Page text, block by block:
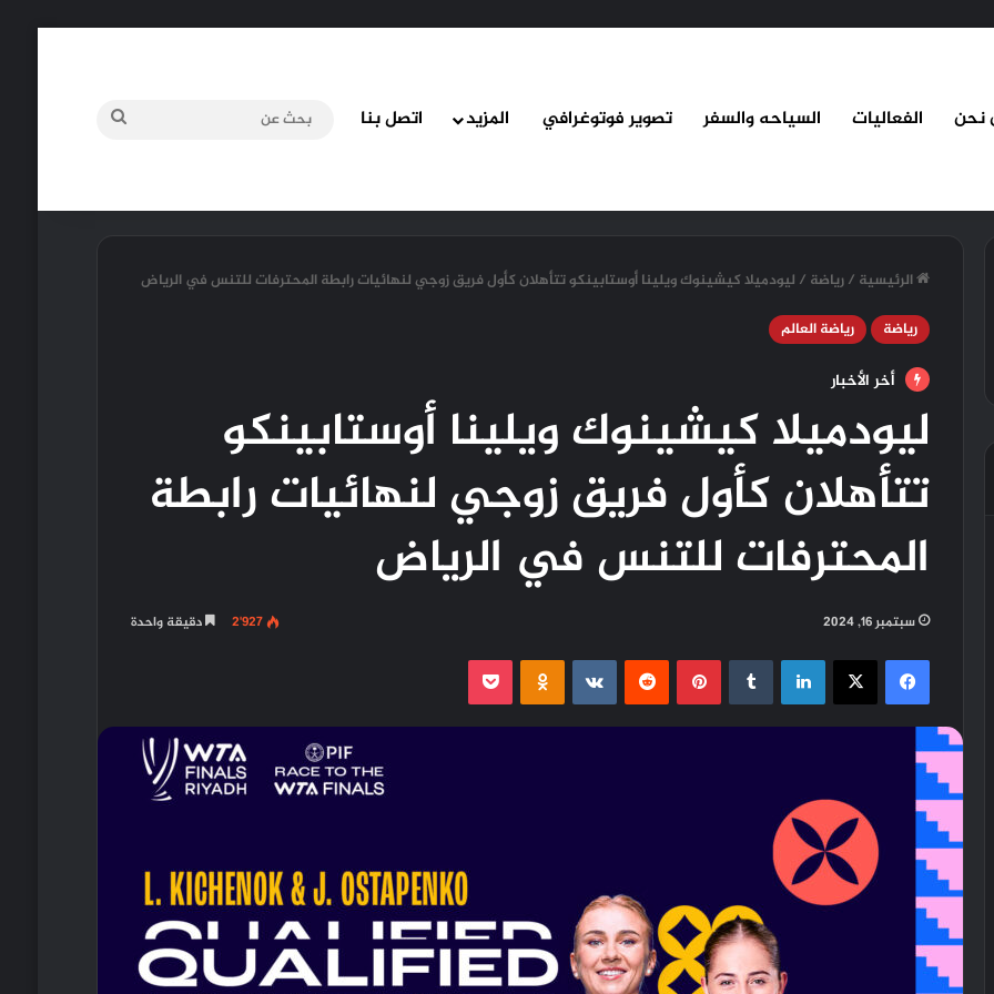
نحن الفعاليات السياحه والسفر تصوير فوتوغرافي المزيد اتصل بنا
بحث
الرئيسية /رياضة / ليودميلا كيشينوك ويلينا أوستابينكو تتأهلان كأول فريق زوجي لنهائيات رابطة المحترفات للتنس في الرياض
رياضة
رياضة العالم
أخر الأخبار
ليودميلا كيشينوك ويلينا أوستابينكو
تتأهلان كأول فريق زوجي لنهائيات رابطة
المحترفات للتنس في الرياض
سبتمبر 16, 2024 2٬927 دقيقة واحدة
فيسبوك X لينكدإن ‏Tumblr بينتيريست ‏Reddit
‏VKontakte
Odnoklassniki بوكيت